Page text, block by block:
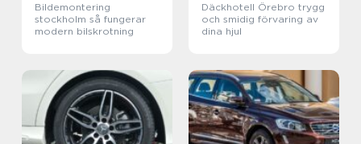
Bildemontering
stockholm så fungerar
modern bilskrotning
Däckhotell Örebro trygg
och smidig förvaring av
dina hjul